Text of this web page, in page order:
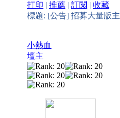
打印 | 推薦 | 訂閱 | 收藏
標題: [公告] 招募大量版主
小熱血
壇主